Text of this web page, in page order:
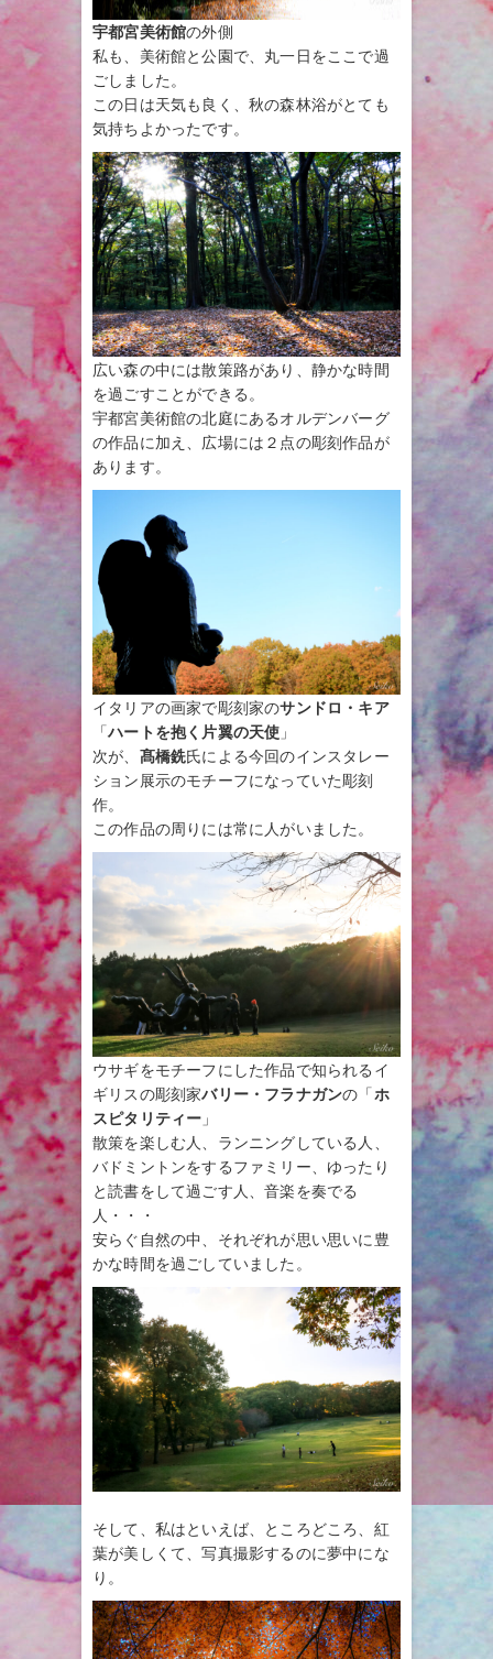
宇都宮美術館の外側
私も、美術館と公園で、丸一日をここで過
ごしました。
この日は天気も良く、秋の森林浴がとても
気持ちよかったです。
広い森の中には散策路があり、静かな時間
を過ごすことができる。
宇都宮美術館の北庭にあるオルデンバーグ
の作品に加え、広場には２点の彫刻作品が
あります。
イタリアの画家で彫刻家のサンドロ・キア
「ハートを抱く片翼の天使 」
次が、 髙橋銑氏による今回のインスタレー
ション展示のモチーフになっていた彫刻
作。
この作品の周りには常に人がいました。
ウサギをモチーフにした作品で知られるイ
ギリスの彫刻家バリー・フラナガンの「ホ
スピタリティー 」
散策を楽しむ人、ランニングしている人、
バドミントンをするファミリー、ゆったり
と読書をして過ごす人、音楽を奏でる
人・・・
安らぐ自然の中、それぞれが思い思いに豊
かな時間を過ごしていました。
そして、私はといえば、ところどころ、紅
葉が美しくて、写真撮影するのに夢中にな
り。